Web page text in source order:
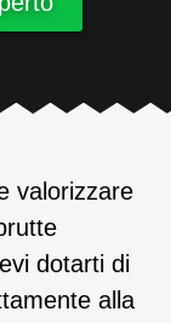
valorizzare
dotarti di
alla